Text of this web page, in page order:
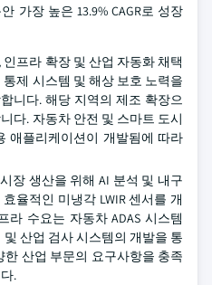
가장 높은 13.9% CAGR로 성장
프라 확장 및 산업 자동화 채택
제 시스템 및 해상 보호 노력을
니다. 해당 지역의 제조 확장으
다. 자동차 안전 및 스마트 도시
애플리케이션이 개발됨에 따라
장 생산을 위해 AI 분석 및 내구
율적인 미냉각 LWIR 센서를 개
라 수요는 자동차 ADAS 시스템
산업 검사 시스템의 개발을 통
산업 부문의 요구사항을 충족
.